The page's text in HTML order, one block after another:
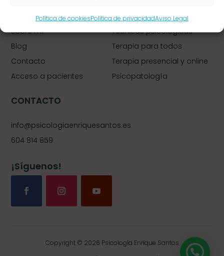
Política de cookiesPolítica de privacidadAviso Legal
Sobre mí
Blog
Contacto
Acceso a pacientes
Servicios
Técnicas psicológicas
Terapia para todos
Terapia presencial y online
Psicopatología
CONTACTO
info@psicologiaenriquesantos.es
604 814 859
¡Síguenos!
Copyright © 2026 Psicología Enrique Santos